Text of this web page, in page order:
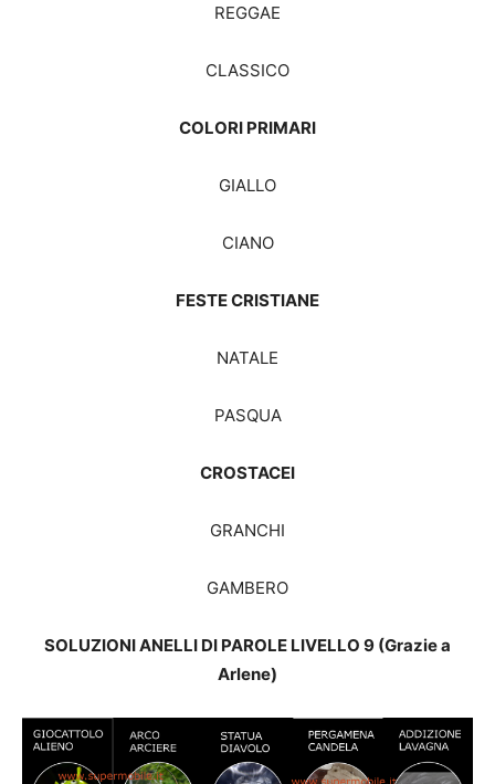
REGGAE
CLASSICO
COLORI PRIMARI
GIALLO
CIANO
FESTE CRISTIANE
NATALE
PASQUA
CROSTACEI
GRANCHI
GAMBERO
SOLUZIONI ANELLI DI PAROLE LIVELLO 9 (Grazie a
Arlene)